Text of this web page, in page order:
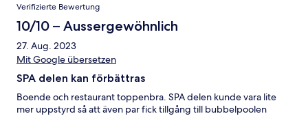
Verifizierte Bewertung
10/10 – Aussergewöhnlich
27. Aug. 2023
Mit Google übersetzen
SPA delen kan förbättras
Boende och restaurant toppenbra. SPA delen kunde vara lite
mer uppstyrd så att även par fick tillgång till bubbelpoolen